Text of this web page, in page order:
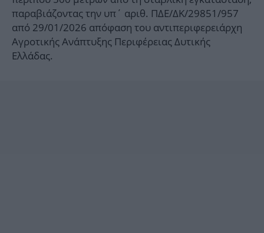
παραβιάζοντας την υπ΄ αριθ. ΠΔΕ/ΔΚ/29851/957
από 29/01/2026 απόφαση του αντιπεριφερειάρχη
Αγροτικής Ανάπτυξης Περιφέρειας Δυτικής
Ελλάδας.